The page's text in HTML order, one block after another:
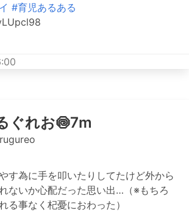
#育児あるある
ぐれお🍥7m
す為に手を叩いたりしてたけど外から
ないか心配だった思い出…（※もちろ
る事なく杞憂におわった）